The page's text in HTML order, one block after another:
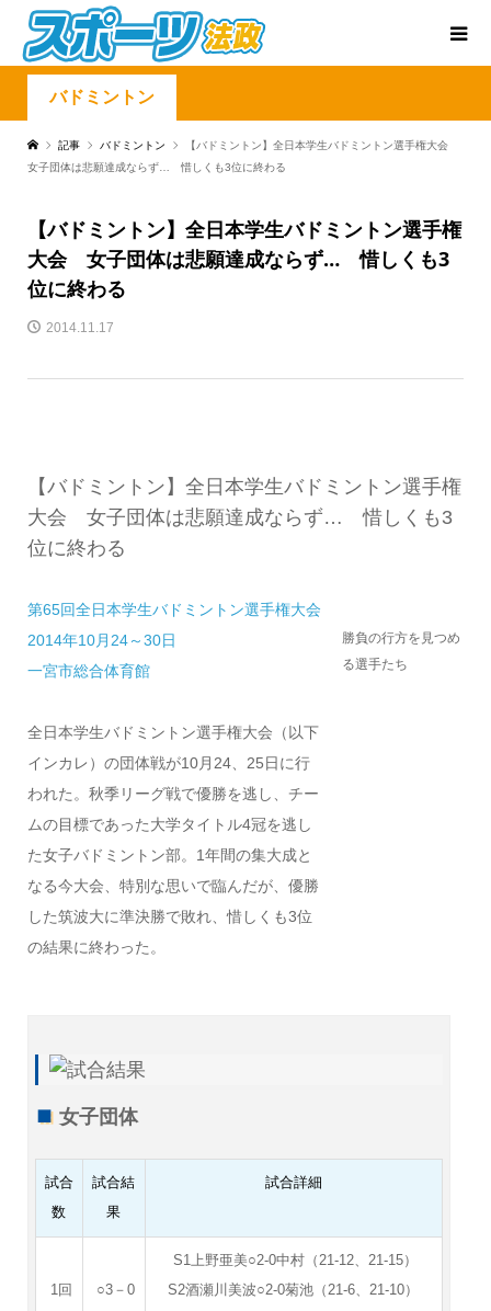
バドミントン
記事 バドミントン
【バドミントン】全日本学生バドミントン選手権大会
女子団体は悲願達成ならず… 惜しくも3位に終わる
【バドミントン】全日本学生バドミントン選手権
大会 女子団体は悲願達成ならず… 惜しくも3
位に終わる
2014.11.17
【バドミントン】全日本学生バドミントン選手権
大会 女子団体は悲願達成ならず… 惜しくも3
位に終わる
第65回全日本学生バドミントン選手権大会
2014年10月24～30日
一宮市総合体育館
全日本学生バドミントン選手権大会（以下
インカレ）の団体戦が10月24、25日に行
われた。秋季リーグ戦で優勝を逃し、チー
ムの目標であった大学タイトル4冠を逃し
た女子バドミントン部。1年間の集大成と
なる今大会、特別な思いで臨んだが、優勝
した筑波大に準決勝で敗れ、惜しくも3位
の結果に終わった。
勝負の行方を見つめ
る選手たち
女子団体
試合
数
試合結
果
試合詳細
1回
○3－0
S1上野亜美○2-0中村（21-12、21-15）
S2酒瀬川美波○2-0菊池（21-6、21-10）